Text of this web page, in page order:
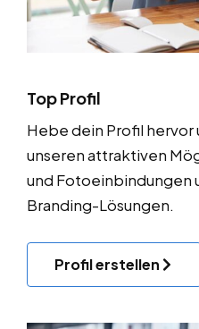
Top Profil
Hebe dein Profil
unseren attraktiven
und Fotoeinbindungen
Branding-Lösungen.
Profil erstellen